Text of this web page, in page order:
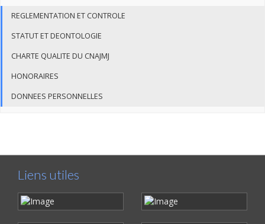
REGLEMENTATION ET CONTROLE
STATUT ET DEONTOLOGIE
CHARTE QUALITE DU CNAJMJ
HONORAIRES
DONNEES PERSONNELLES
Liens utiles